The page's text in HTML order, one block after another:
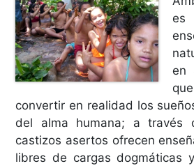
es
en
convertir en realidad los
del alma humana; a través
castizos asertos ofrecen
libres de cargas dogmáticas